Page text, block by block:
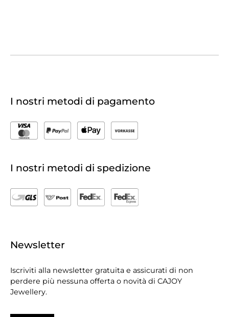
I nostri metodi di pagamento
I nostri metodi di spedizione
Newsletter
Iscriviti alla newsletter gratuita e assicurati di non
perdere più nessuna offerta o novità di CAJOY
Jewellery.